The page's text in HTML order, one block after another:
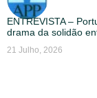
ENTREVISTA –
drama da solidão
21 Julho, 2026